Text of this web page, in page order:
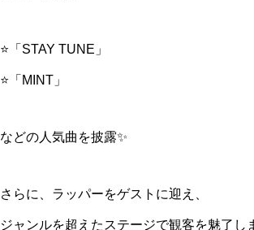
⭐「STAY TUNE」
⭐「MINT」
などの人気曲を披露✨
さらに、ラッパーをゲストに迎え、
ジャンルを超えたステージで観客を魅了し